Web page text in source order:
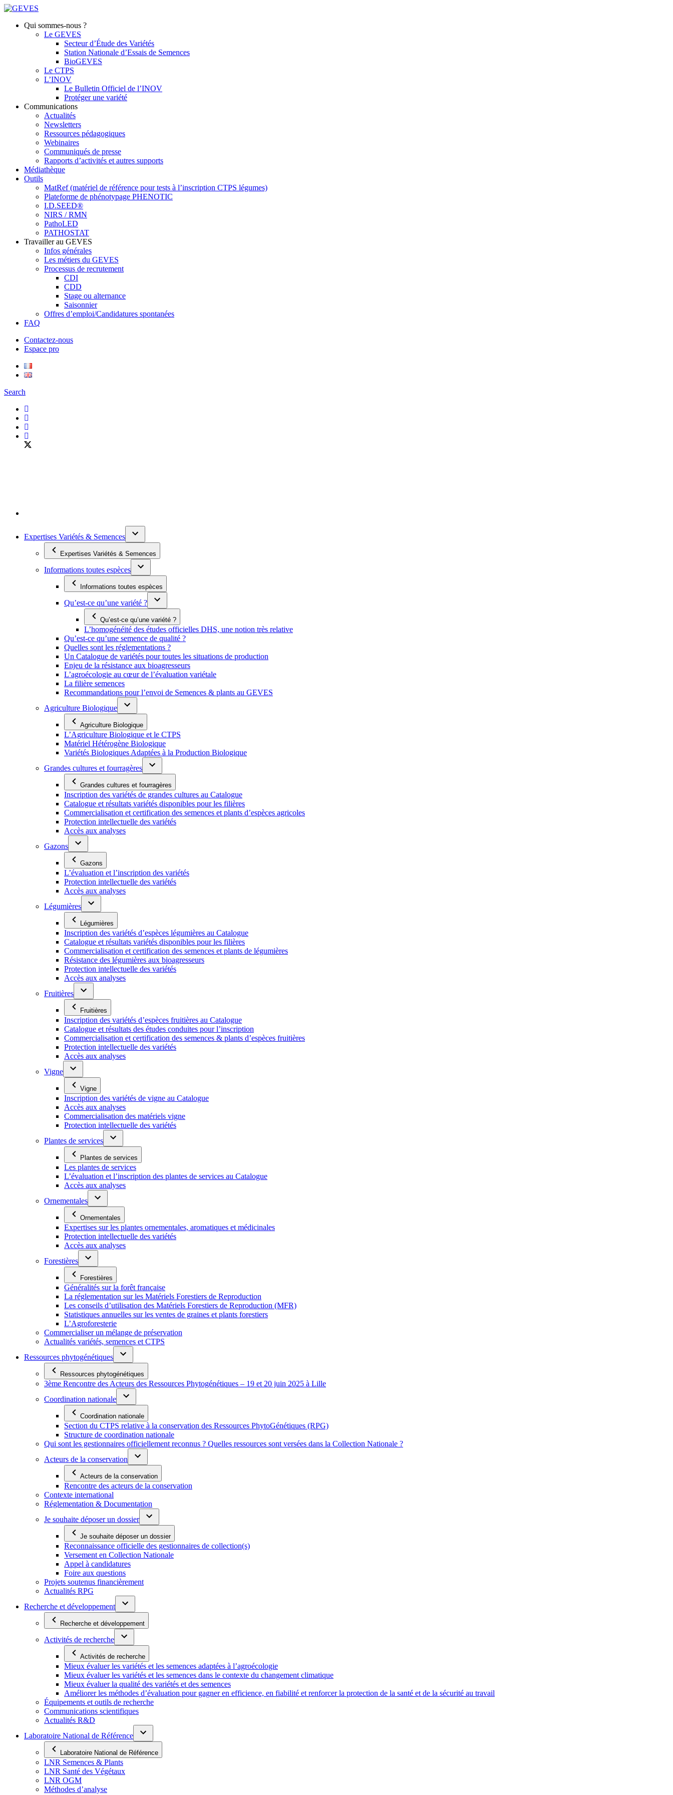
Qui sommes-nous ?
Le GEVES
Secteur d’Étude des Variétés
Station Nationale d’Essais de Semences
BioGEVES
Le CTPS
L’INOV
Le Bulletin Officiel de l’INOV
Protéger une variété
Communications
Actualités
Newsletters
Ressources pédagogiques
Webinaires
Communiqués de presse
Rapports d’activités et autres supports
Médiathèque
Outils
MatRef (matériel de référence pour tests à l’inscription CTPS légumes)
Plateforme de phénotypage PHENOTIC
I.D.SEED®
NIRS / RMN
PathoLED
PATHOSTAT
Travailler au GEVES
Infos générales
Les métiers du GEVES
Processus de recrutement
CDI
CDD
Stage ou alternance
Saisonnier
Offres d’emploi/Candidatures spontanées
FAQ
Contactez-nous
Espace pro
Search
Expertises Variétés & Semences
Expertises Variétés & Semences
Informations toutes espèces
Informations toutes espèces
Qu’est-ce qu’une variété ?
Qu’est-ce qu’une variété ?
L’homogénéité des études officielles DHS, une notion très relative
Qu’est-ce qu’une semence de qualité ?
Quelles sont les réglementations ?
Un Catalogue de variétés pour toutes les situations de production
Enjeu de la résistance aux bioagresseurs
L’agroécologie au cœur de l’évaluation variétale
La filière semences
Recommandations pour l’envoi de Semences & plants au GEVES
Agriculture Biologique
Agriculture Biologique
L’Agriculture Biologique et le CTPS
Matériel Hétérogène Biologique
Variétés Biologiques Adaptées à la Production Biologique
Grandes cultures et fourragères
Grandes cultures et fourragères
Inscription des variétés de grandes cultures au Catalogue
Catalogue et résultats variétés disponibles pour les filières
Commercialisation et certification des semences et plants d’espèces agricoles
Protection intellectuelle des variétés
Accès aux analyses
Gazons
Gazons
L’évaluation et l’inscription des variétés
Protection intellectuelle des variétés
Accès aux analyses
Légumières
Légumières
Inscription des variétés d’espèces légumières au Catalogue
Catalogue et résultats variétés disponibles pour les filières
Commercialisation et certification des semences et plants de légumières
Résistance des légumières aux bioagresseurs
Protection intellectuelle des variétés
Accès aux analyses
Fruitières
Fruitières
Inscription des variétés d’espèces fruitières au Catalogue
Catalogue et résultats des études conduites pour l’inscription
Commercialisation et certification des semences & plants d’espèces fruitières
Protection intellectuelle des variétés
Accès aux analyses
Vigne
Vigne
Inscription des variétés de vigne au Catalogue
Accès aux analyses
Commercialisation des matériels vigne
Protection intellectuelle des variétés
Plantes de services
Plantes de services
Les plantes de services
L’évaluation et l’inscription des plantes de services au Catalogue
Accès aux analyses
Ornementales
Ornementales
Expertises sur les plantes ornementales, aromatiques et médicinales
Protection intellectuelle des variétés
Accès aux analyses
Forestières
Forestières
Généralités sur la forêt française
La réglementation sur les Matériels Forestiers de Reproduction
Les conseils d’utilisation des Matériels Forestiers de Reproduction (MFR)
Statistiques annuelles sur les ventes de graines et plants forestiers
L’Agroforesterie
Commercialiser un mélange de préservation
Actualités variétés, semences et CTPS
Ressources phytogénétiques
Ressources phytogénétiques
3ème Rencontre des Acteurs des Ressources Phytogénétiques – 19 et 20 juin 2025 à Lille
Coordination nationale
Coordination nationale
Section du CTPS relative à la conservation des Ressources PhytoGénétiques (RPG)
Structure de coordination nationale
Qui sont les gestionnaires officiellement reconnus ? Quelles ressources sont versées dans la Collection Nationale ?
Acteurs de la conservation
Acteurs de la conservation
Rencontre des acteurs de la conservation
Contexte international
Réglementation & Documentation
Je souhaite déposer un dossier
Je souhaite déposer un dossier
Reconnaissance officielle des gestionnaires de collection(s)
Versement en Collection Nationale
Appel à candidatures
Foire aux questions
Projets soutenus financièrement
Actualités RPG
Recherche et développement
Recherche et développement
Activités de recherche
Activités de recherche
Mieux évaluer les variétés et les semences adaptées à l’agroécologie
Mieux évaluer les variétés et les semences dans le contexte du changement climatique
Mieux évaluer la qualité des variétés et des semences
Améliorer les méthodes d’évaluation pour gagner en efficience, en fiabilité et renforcer la protection de la santé et de la sécurité au travail
Équipements et outils de recherche
Communications scientifiques
Actualités R&D
Laboratoire National de Référence
Laboratoire National de Référence
LNR Semences & Plants
LNR Santé des Végétaux
LNR OGM
Méthodes d’analyse